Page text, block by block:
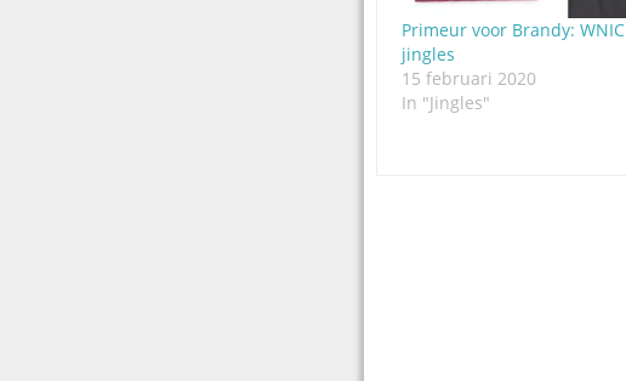
Primeur voor Brandy: WNIC
jingles
15 februari 2020
In "Jingles"